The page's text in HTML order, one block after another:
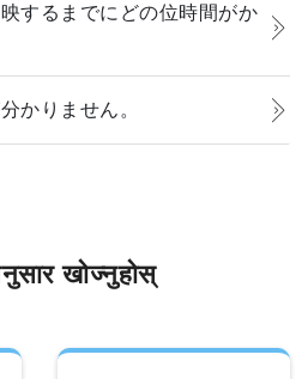
するまでにどの位時間がか
かりません。
खोज्नुहोस्